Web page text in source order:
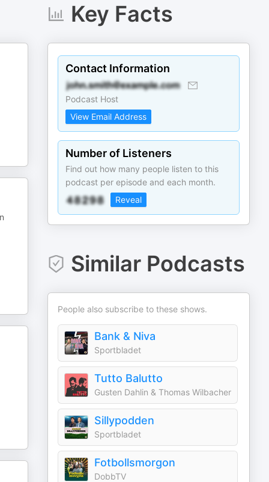
Key Facts
Contact Information
Podcast Host
View Email Address
Number of Listeners
Find out how many people listen to this
podcast per episode and each month.
Reveal
Similar Podcasts
People also subscribe to these shows.
Bank & Niva
Sportbladet
Tutto Balutto
Gusten Dahlin & Thomas Wilbacher
Sillypodden
Sportbladet
Fotbollsmorgon
DobbTV